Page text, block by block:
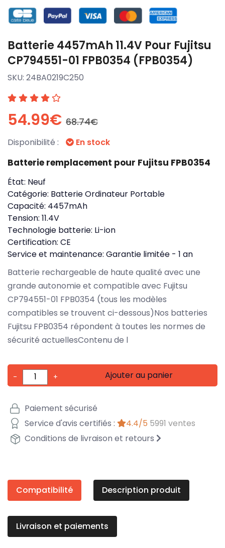
Batterie 4457mAh 11.4V Pour Fujitsu
CP794551-01 FPB0354 (FPB0354)
SKU: 24BA0219C250
54.99€ 68.74€
Disponibilité : En stock
Batterie remplacement pour Fujitsu FPB0354
État: Neuf
Catégorie: Batterie Ordinateur Portable
Capacité: 4457mAh
Tension: 11.4V
Technologie batterie: Li-ion
Certification: CE
Service et maintenance: Garantie limitée - 1 an
Batterie rechargeable de haute qualité avec une
grande autonomie et compatible avec Fujitsu
CP794551-01 FPB0354 (tous les modèles
compatibles se trouvent ci-dessous)Nos batteries
Fujitsu FPB0354 répondent à toutes les normes de
sécurité actuellesContenu de l
- + Ajouter au panier
Paiement sécurisé
Service d'avis certifiés :
4.4/5 5991 ventes
Conditions de livraison et retours
Compatibilité Description produit
Livraison et paiements